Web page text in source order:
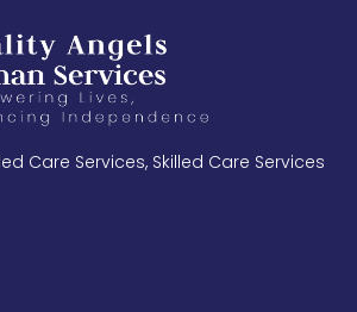
Care Services, Skilled Care Services